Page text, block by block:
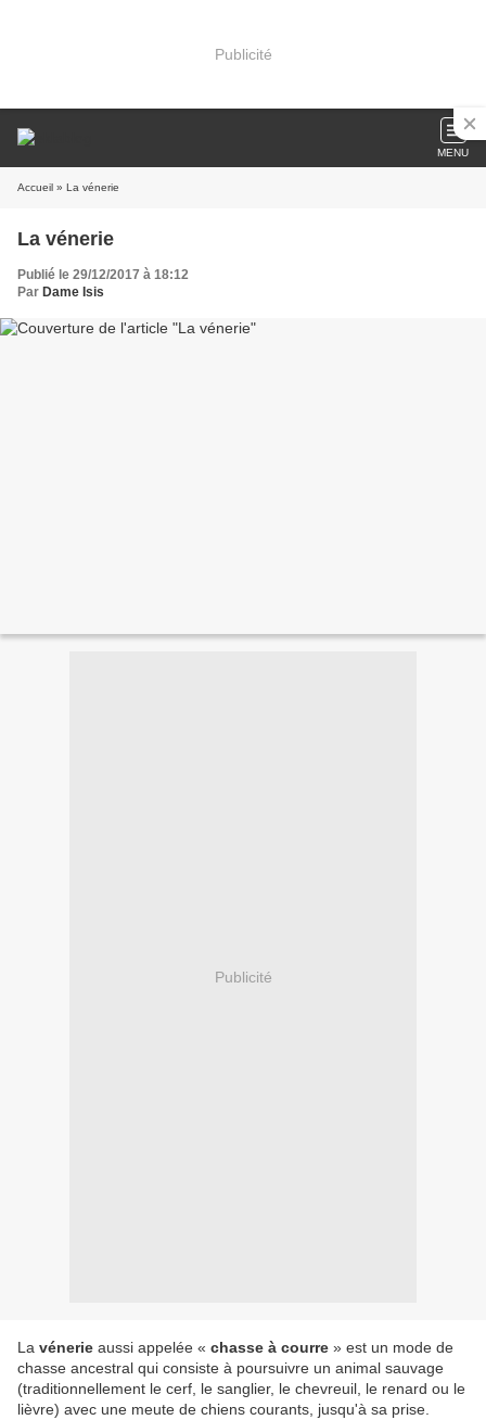
Publicité
MENU
Accueil » La vénerie
La vénerie
Publié le 29/12/2017 à 18:12
Par Dame Isis
Publicité
La vénerie aussi appelée « chasse à courre » est un mode de
chasse ancestral qui consiste à poursuivre un animal sauvage
(traditionnellement le cerf, le sanglier, le chevreuil, le renard ou le
lièvre) avec une meute de chiens courants, jusqu'à sa prise.